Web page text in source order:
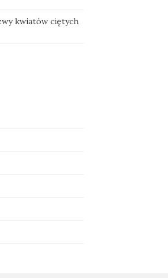
kwiatów ciętych